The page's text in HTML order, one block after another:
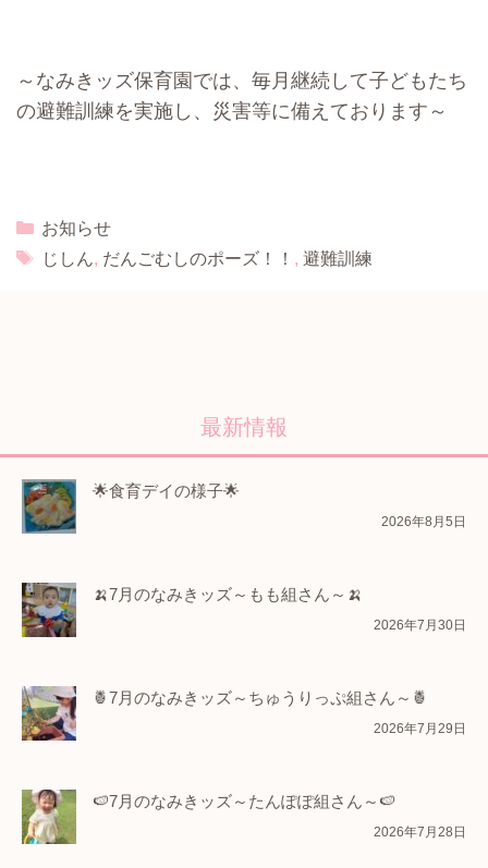
～なみきッズ保育園では、毎月継続して子どもたち
の避難訓練を実施し、災害等に備えております～
Categories
お知らせ
Tags
じしん, だんごむしのポーズ！！ , 避難訓練
最新情報
🌟食育デイの様子🌟
2026年8月5日
🍌7月のなみきッズ～もも組さん～🍌
2026年7月30日
🍍7月のなみきッズ～ちゅうりっぷ組さん～🍍
2026年7月29日
🍉7月のなみきッズ～たんぽぽ組さん～🍉
2026年7月28日